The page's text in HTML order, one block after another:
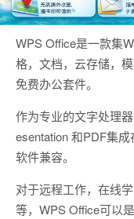
WPS Office是一款集
格，文档，云存储，
免费办公套件。
作为专业的文字处理
esentation 和PDF集
软件兼容。
对于远程工作，在线
等，WPS Office可以是